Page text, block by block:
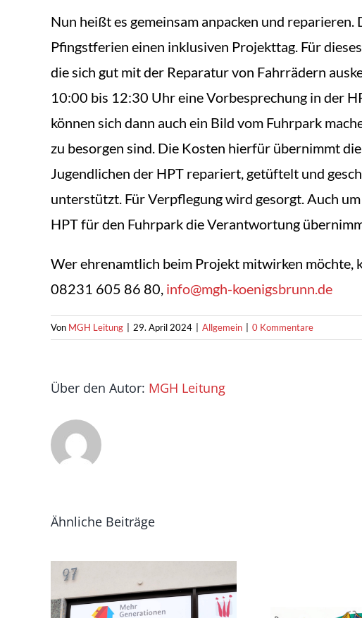
Nun heißt es gemeinsam anpacken und
Pfingstferien einen inklusiven Projekttag. Für
die sich gut mit der Reparatur von Fahrrädern
10:00 bis 12:30 Uhr eine Vorbesprechung in der
können sich dann auch ein Bild vom Fuhrpark
zu besorgen sind. Die Kosten hierfür übernimmt
Jugendlichen der HPT repariert, getüftelt und
unterstützt. Für Verpflegung wird gesorgt. Auch
HPT für den Fuhrpark die Verantwortung
Wer ehrenamtlich beim Projekt mitwirken möchte,
08231 605 86 80, info@mgh-koenigsbrunn.de
Von MGH Leitung 29. April 2024 Allgemein 0 Kommentare
Über den Autor: MGH Leitung
Ähnliche Beiträge